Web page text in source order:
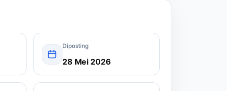
Diposting
28 Mei 2026